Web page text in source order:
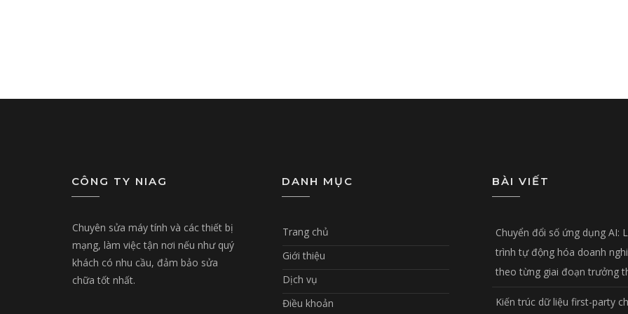
CÔNG TY NIAG
Chuyên sửa máy tính và các thiết bị
mạng, làm việc tận nơi nếu như quý
khách có nhu cầu, đảm bảo sửa
chữa tốt nhất.
DANH MỤC
Trang chủ
Giới thiệu
Dịch vụ
Điều khoản
BÀI VIẾT
Chuyển đổi số ứng dụng AI:
trình tự động hóa doanh
theo từng giai đoạn trưởng
Kiến trúc dữ liệu first-party